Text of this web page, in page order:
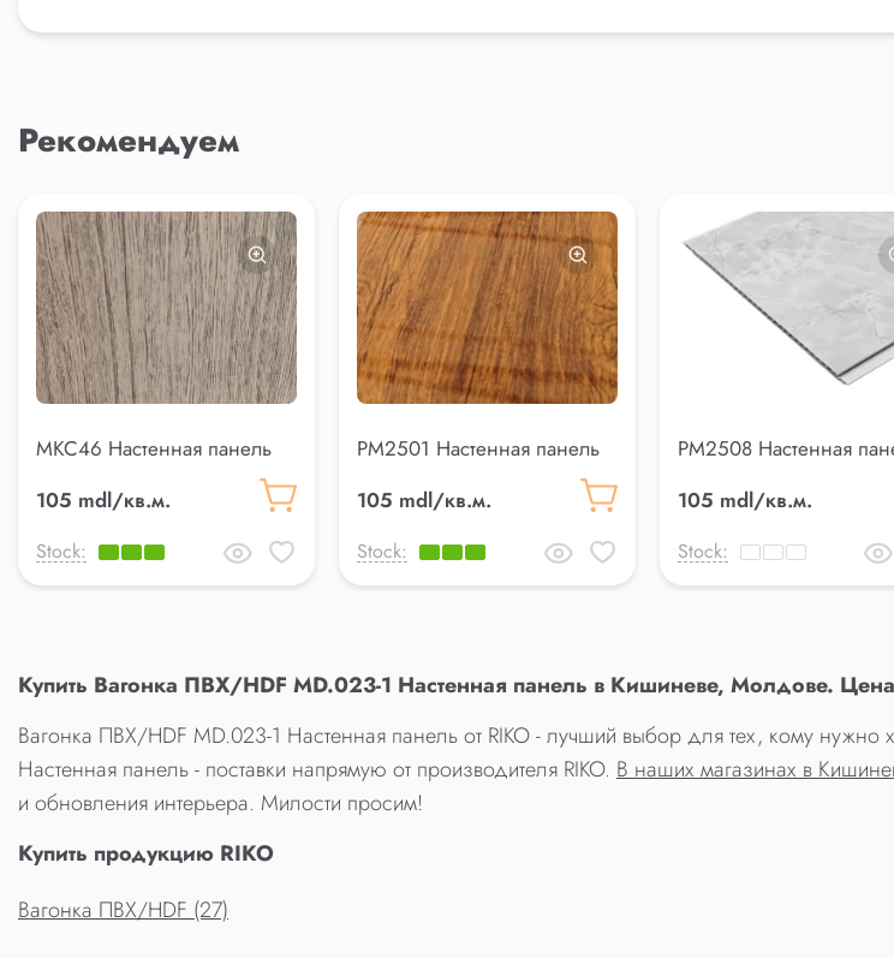
Рекомендуем
MKC46 Настенная панель
105 mdl/кв.м.
Stock:
PM2501 Настенная панель
105 mdl/кв.м.
Stock:
PM2508 Настенная
105 mdl/кв.м.
Stock:
Купить Вагонка ПВХ/HDF MD.023-1 Настенная панель в Кишиневе, Молдове.
Вагонка ПВХ/HDF MD.023-1 Настенная панель от RIKO - лучший выбор для тех, кому
Настенная панель - поставки напрямую от производителя RIKO. В наших магазинах в
и обновления интерьера. Милости просим!
Купить продукцию RIKO
Вагонка ПВХ/HDF (27)